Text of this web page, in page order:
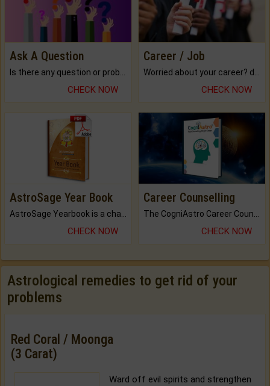
Ask A Question
Is there any question or problem lingering.
CHECK NOW
Career / Job
Worried about your career? don't know what is.
CHECK NOW
AstroSage Year Book
AstroSage Yearbook is a channel to fulfill your dreams and destiny.
CHECK NOW
Career Counselling
The CogniAstro Career Counselling Report is the most comprehensive report available on this topic.
CHECK NOW
Astrological remedies to get rid of your
problems
Red Coral / Moonga
(3 Carat)
Ward off evil spirits and strengthen